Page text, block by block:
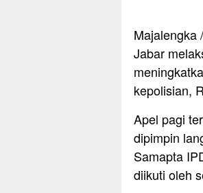
Majalengka
Jabar
kepolisian,
Apel pagi
dipimpin
Samapta
diikuti oleh